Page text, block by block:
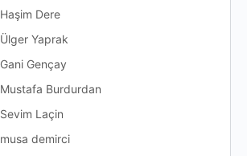
Haşim Dere
Ülger Yaprak
Gani Gençay
Mustafa Burdurdan
Sevim Laçin
musa demirci